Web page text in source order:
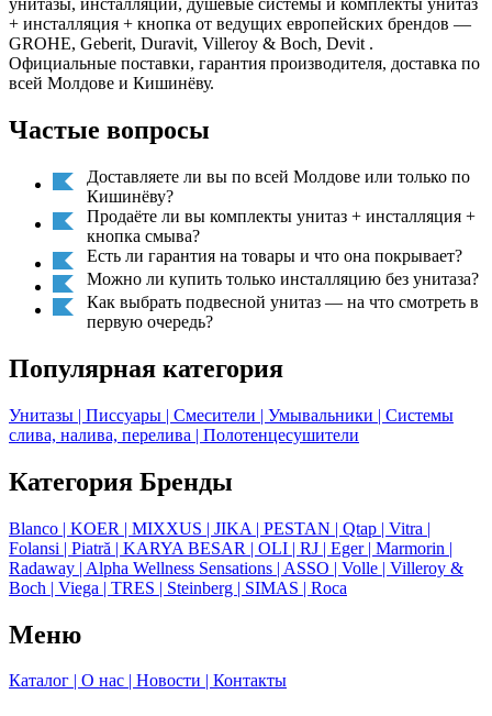
унитазы, инсталляции, душевые системы и комплекты унитаз
+ инсталляция + кнопка от ведущих европейских брендов —
GROHE, Geberit, Duravit, Villeroy & Boch, Devit .
Официальные поставки, гарантия производителя, доставка по
всей Молдове и Кишинёву.
Частые вопросы
Доставляете ли вы по всей Молдове или только по
Кишинёву?
Продаёте ли вы комплекты унитаз + инсталляция +
кнопка смыва?
Есть ли гарантия на товары и что она покрывает?
Можно ли купить только инсталляцию без унитаза?
Как выбрать подвесной унитаз — на что смотреть в
первую очередь?
Популярная категория
Унитазы | Писсуары | Смесители | Умывальники | Системы
слива, налива, перелива | Полотенцесушители
Категория Бренды
Blanco | KOER | MIXXUS | JIKA | PESTAN | Qtap | Vitra |
Folansi | Piatră | KARYA BESAR | OLI | RJ | Eger | Marmorin |
Radaway | Alpha Wellness Sensations | ASSO | Volle | Villeroy &
Boch | Viega | TRES | Steinberg | SIMAS | Roca
Меню
Каталог | О нас | Новости | Контакты